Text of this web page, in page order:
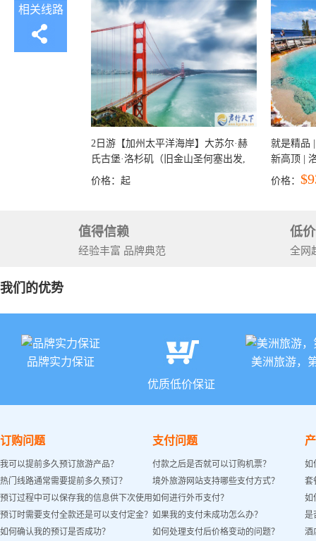
相关线路
2日游【加州太平洋海岸】大苏尔·赫
氏古堡·洛杉矶（旧金山圣何塞出发,
洛杉矶结束）
价格： 起
就是精品
新高顶 |
彩穴+马
价格：
值得信赖
经验丰富 品牌典范
低
全网
我们的优势
品牌实力保证
优质低价保证
美洲旅游，
订购问题
我可以提前多久预订旅游产品？
热门线路通常需要提前多久预订？
预订过程中可以保存我的信息供下次使用
吗？
预订时需要支付全款还是可以支付定金？
如何确认我的预订是否成功？
支付问题
付款之后是否就可以订购机票？
境外旅游网站支持哪些支付方式？
如何进行外币支付？
如果我的支付未成功怎么办？
如何处理支付后价格变动的问题？
如
套
如
是
酒